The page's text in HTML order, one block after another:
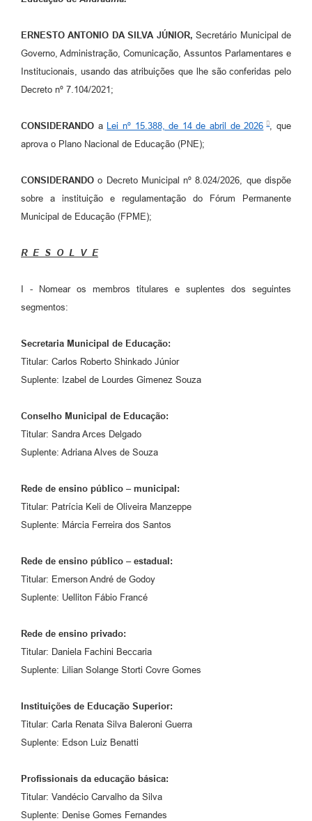
ERNESTO ANTONIO DA SILVA JÚNIOR,Secretário Municipal de
Governo, Administração, Comunicação, Assuntos Parlamentares e
Institucionais, usando das atribuições que lhe são conferidas pelo
Decreto nº 7.104/2021;
CONSIDERANDO a Lei nº 15.388, de 14 de abril de 2026
, que
aprova o Plano Nacional de Educação (PNE);
CONSIDERANDO o Decreto Municipal nº 8.024/2026, que dispõe
sobre a instituição e regulamentação do Fórum Permanente
Municipal de Educação (FPME);
R E S O L V E
I - Nomear os membros titulares e suplentes dos seguintes
segmentos:
Secretaria Municipal de Educação:
Titular: Carlos Roberto Shinkado Júnior
Suplente: Izabel de Lourdes Gimenez Souza
Conselho Municipal de Educação:
Titular: Sandra Arces Delgado
Suplente: Adriana Alves de Souza
Rede de ensino público – municipal:
Titular: Patrícia Keli de Oliveira Manzeppe
Suplente: Márcia Ferreira dos Santos
Rede de ensino público – estadual:
Titular: Emerson André de Godoy
Suplente: Uelliton Fábio Francé
Rede de ensino privado:
Titular: Daniela Fachini Beccaria
Suplente: Lilian Solange Storti Covre Gomes
Instituições de Educação Superior:
Titular: Carla Renata Silva Baleroni Guerra
Suplente: Edson Luiz Benatti
Profissionais da educação básica:
Titular: Vandécio Carvalho da Silva
Suplente: Denise Gomes Fernandes